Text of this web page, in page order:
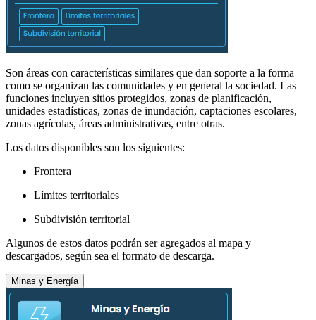
Son áreas con características similares que dan soporte a la forma
como se organizan las comunidades y en general la sociedad. Las
funciones incluyen sitios protegidos, zonas de planificación,
unidades estadísticas, zonas de inundación, captaciones escolares,
zonas agrícolas, áreas administrativas, entre otras.
Los datos disponibles son los siguientes:
Frontera
Límites territoriales
Subdivisión territorial
Algunos de estos datos podrán ser agregados al mapa y
descargados, según sea el formato de descarga.
Minas y Energía